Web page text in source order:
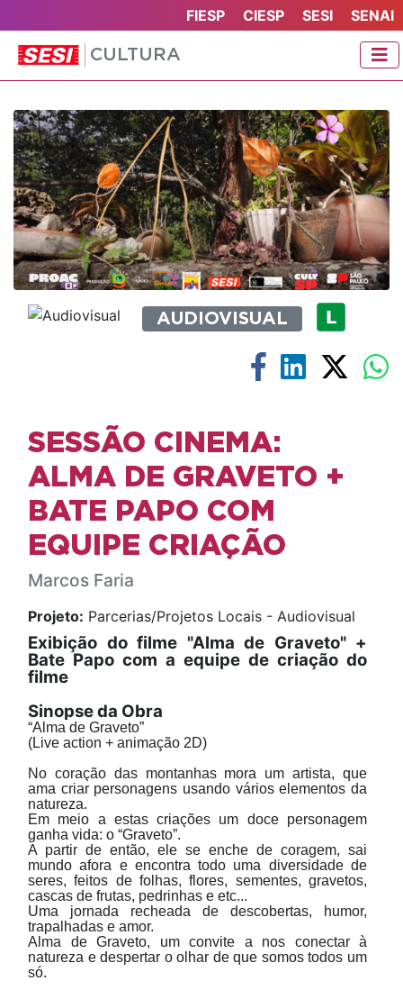
FIESP CIESP SESI SENAI
CULTURA
AUDIOVISUAL
SESSÃO CINEMA:
ALMA DE GRAVETO +
BATE PAPO COM
EQUIPE CRIAÇÃO
Marcos Faria
Projeto: Parcerias/Projetos Locais - Audiovisual
Exibição do filme "Alma de Graveto" +
Bate Papo com a equipe de criação do
filme
Sinopse da Obra
“Alma de Graveto”
(Live action + animação 2D)
No coração das montanhas mora um artista, que
ama criar personagens usando vários elementos da
natureza.
Em meio a estas criações um doce personagem
ganha vida: o “Graveto”.
A partir de então, ele se enche de coragem, sai
mundo afora e encontra todo uma diversidade de
seres, feitos de folhas, flores, sementes, gravetos,
cascas de frutas, pedrinhas e etc...
Uma jornada recheada de descobertas, humor,
trapalhadas e amor.
Alma de Graveto, um convite a nos conectar à
natureza e despertar o olhar de que somos todos um
só.